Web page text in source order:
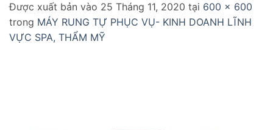
Được xuất bản vào 25 Tháng 11, 2020 tại 600 × 600
trong MÁY RUNG TỰ PHỤC VỤ- KINH DOANH LĨNH
VỰC SPA, THẨM MỸ